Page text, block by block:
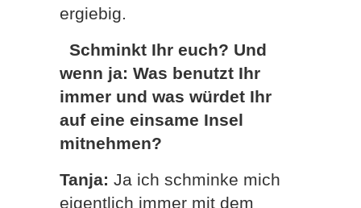
ergiebig.
Schminkt Ihr euch? Und
wenn ja: Was benutzt Ihr
immer und was würdet Ihr
auf eine einsame Insel
mitnehmen?
Tanja: Ja ich schminke mich
eigentlich immer mit dem